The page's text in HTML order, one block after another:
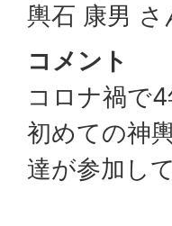
輿石 康男 さ
コメント
コロナ禍で
初めての神
達が参加し